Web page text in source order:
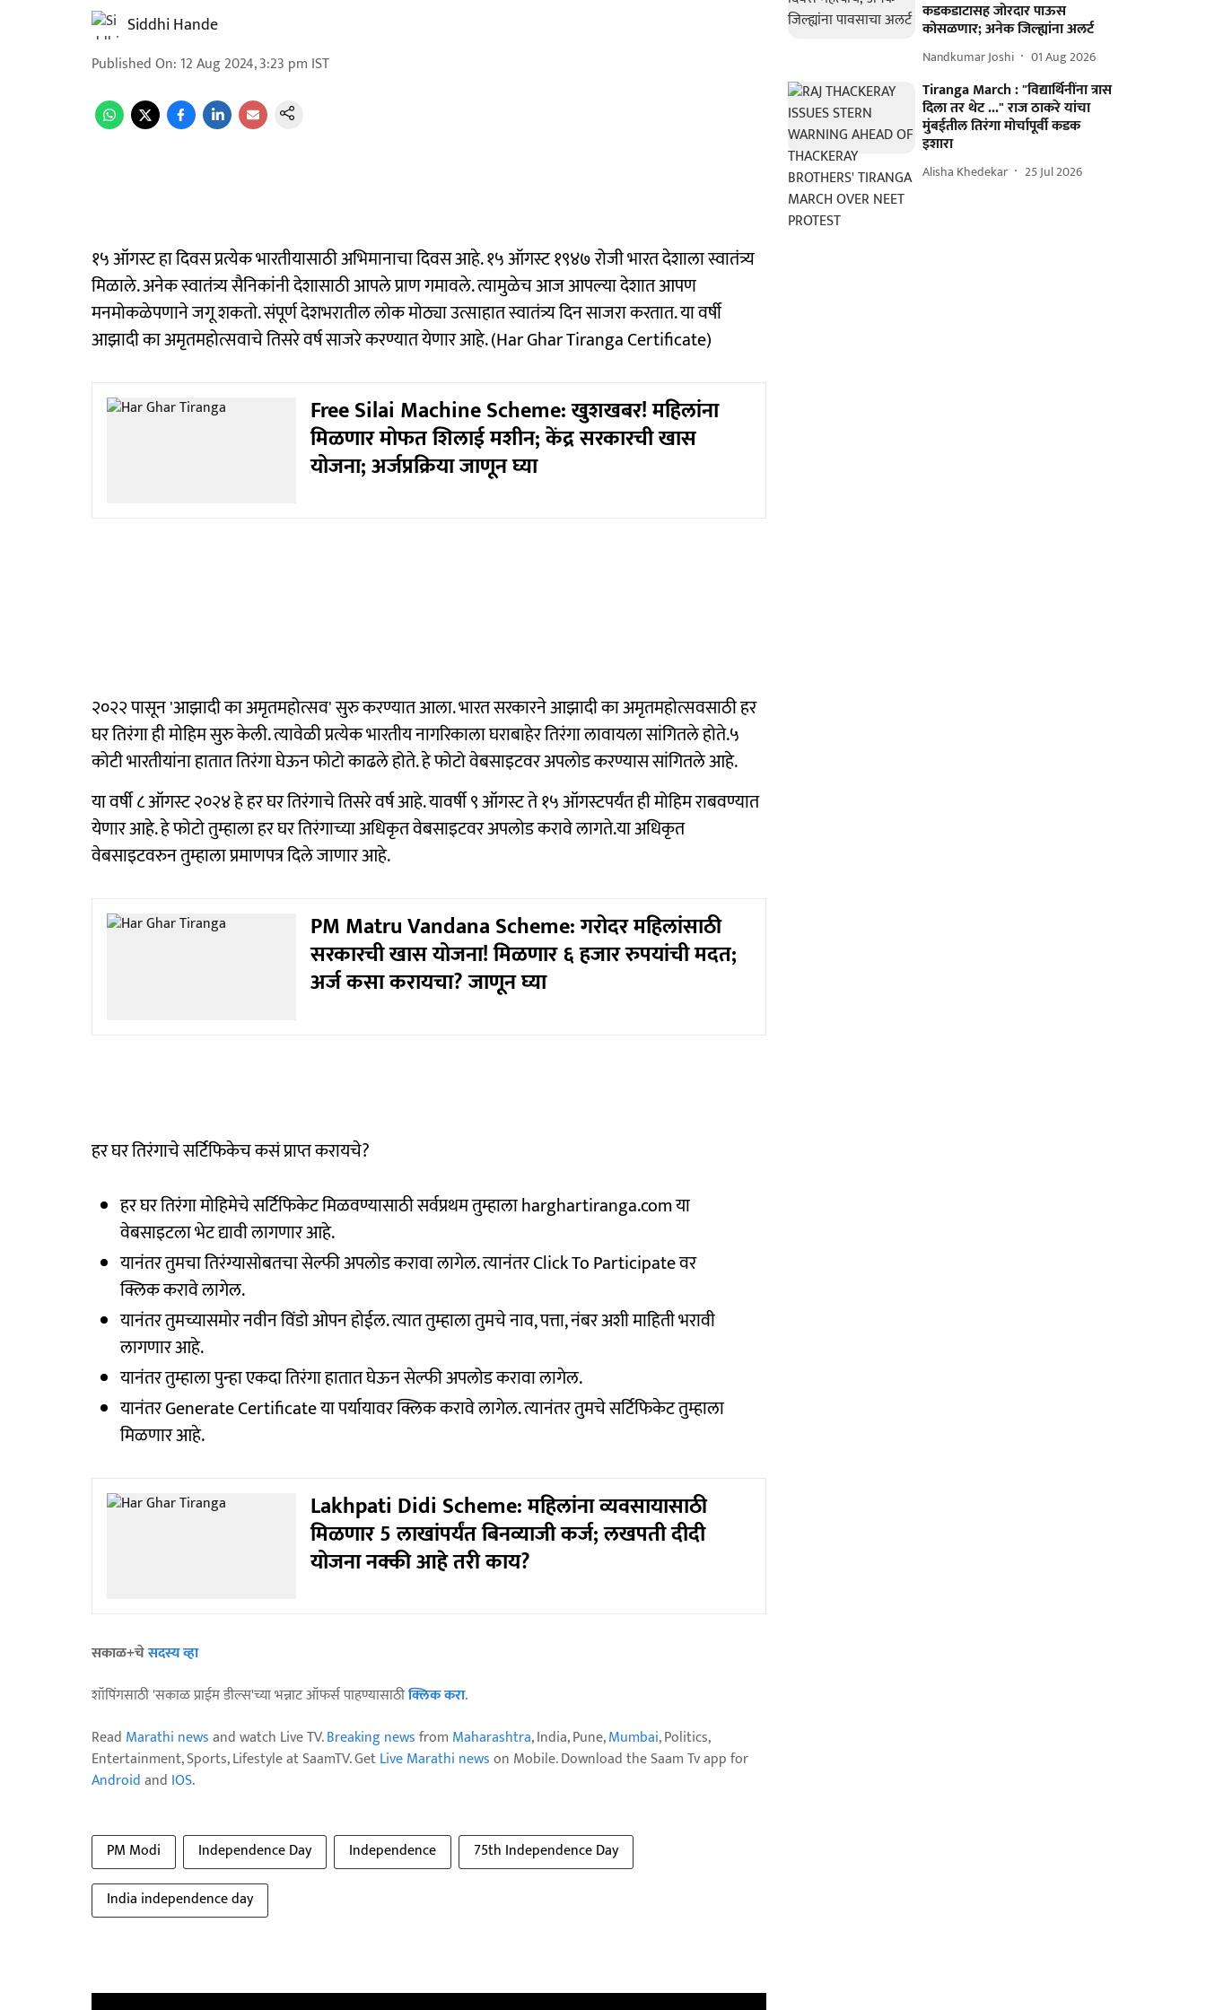
Siddhi Hande
Published On: 12 Aug 2024, 3:23 pm IST
१५ ऑगस्ट हा दिवस प्रत्येक भारतीयासाठी अभिमानाचा दिवस आहे. १५ ऑगस्ट १९४७ रोजी भारत देशाला स्वातंत्र्य
मिळाले. अनेक स्वातंत्र्य सैनिकांनी देशासाठी आपले प्राण गमावले. त्यामुळेच आज आपल्या देशात आपण
मनमोकळेपणाने जगू शकतो. संपूर्ण देशभरातील लोक मोठ्या उत्साहात स्वातंत्र्य दिन साजरा करतात. या वर्षी
आझादी का अमृतमहोत्सवाचे तिसरे वर्ष साजरे करण्यात येणार आहे. (Har Ghar Tiranga Certificate)
Free Silai Machine Scheme: खुशखबर! महिलांना
मिळणार मोफत शिलाई मशीन; केंद्र सरकारची खास
योजना; अर्जप्रक्रिया जाणून घ्या
२०२२ पासून 'आझादी का अमृतमहोत्सव' सुरु करण्यात आला. भारत सरकारने आझादी का अमृतमहोत्सवसाठी हर
घर तिरंगा ही मोहिम सुरु केली. त्यावेळी प्रत्येक भारतीय नागरिकाला घराबाहेर तिरंगा लावायला सांगितले होते.५
कोटी भारतीयांना हातात तिरंगा घेऊन फोटो काढले होते. हे फोटो वेबसाइटवर अपलोड करण्यास सांगितले आहे.
या वर्षी ८ ऑगस्ट २०२४ हे हर घर तिरंगाचे तिसरे वर्ष आहे. यावर्षी ९ ऑगस्ट ते १५ ऑगस्टपर्यंत ही मोहिम राबवण्यात
येणार आहे. हे फोटो तुम्हाला हर घर तिरंगाच्या अधिकृत वेबसाइटवर अपलोड करावे लागते.या अधिकृत
वेबसाइटवरुन तुम्हाला प्रमाणपत्र दिले जाणार आहे.
PM Matru Vandana Scheme: गरोदर महिलांसाठी
सरकारची खास योजना! मिळणार ६ हजार रुपयांची मदत;
अर्ज कसा करायचा? जाणून घ्या
हर घर तिरंगाचे सर्टिफिकेच कसं प्राप्त करायचे?
हर घर तिरंगा मोहिमेचे सर्टिफिकेट मिळवण्यासाठी सर्वप्रथम तुम्हाला harghartiranga.com या
वेबसाइटला भेट द्यावी लागणार आहे.
यानंतर तुमचा तिरंग्यासोबतचा सेल्फी अपलोड करावा लागेल. त्यानंतर Click To Participate वर
क्लिक करावे लागेल.
यानंतर तुमच्यासमोर नवीन विंडो ओपन होईल. त्यात तुम्हाला तुमचे नाव, पत्ता, नंबर अशी माहिती भरावी
लागणार आहे.
यानंतर तुम्हाला पुन्हा एकदा तिरंगा हातात घेऊन सेल्फी अपलोड करावा लागेल.
यानंतर Generate Certificate या पर्यायावर क्लिक करावे लागेल. त्यानंतर तुमचे सर्टिफिकेट तुम्हाला
मिळणार आहे.
Lakhpati Didi Scheme: महिलांना व्यवसायासाठी
मिळणार 5 लाखांपर्यंत बिनव्याजी कर्ज; लखपती दीदी
योजना नक्की आहे तरी काय?
सकाळ+चेसदस्य व्हा
शॉपिंगसाठी 'सकाळ प्राईम डील्स'च्या भन्नाट ऑफर्स पाहण्यासाठीक्लिक करा.
Read Marathi newsand watch Live TV.Breaking newsfrom Maharashtra, India, Pune,Mumbai, Politics,
Entertainment, Sports, Lifestyle at SaamTV. GetLive Marathi newson Mobile. Download the Saam Tv app for
Androidand IOS.
PM Modi Independence Day Independence
75th Independence Day
India independence day
कडकडाटासह जोरदार पाऊस
कोसळणार; अनेक जिल्ह्यांना अलर्ट
Nandkumar Joshi 01 Aug 2026
Tiranga March : "विद्यार्थिनींना त्रास
दिला तर थेट ..." राज ठाकरे यांचा
मुंबईतील तिरंगा मोर्चापूर्वी कडक
इशारा
Alisha Khedekar 25 Jul 2026